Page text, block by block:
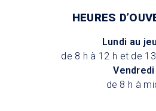
HEURES
Lundi au
de 8 h à 12 h et de
Vendredi
de 8 h à